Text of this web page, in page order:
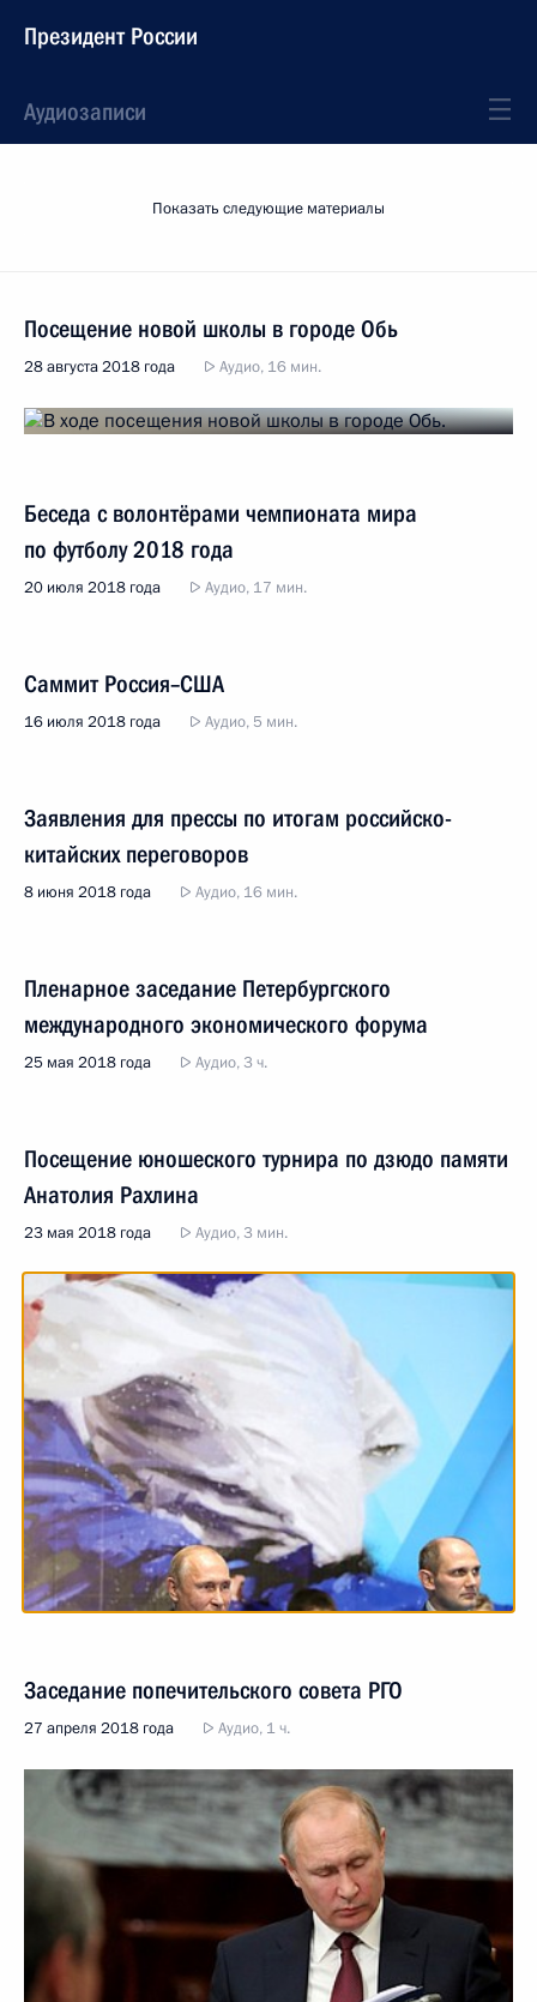
Президент России
Аудиозаписи
Показать следующие материалы
Посещение новой школы в городе Обь
28 августа 2018 года Аудио, 16 мин.
Беседа с волонтёрами чемпионата мира
по футболу 2018 года
20 июля 2018 года Аудио, 17 мин.
Саммит Россия–США
16 июля 2018 года Аудио, 5 мин.
Заявления для прессы по итогам российско-
китайских переговоров
8 июня 2018 года Аудио, 16 мин.
Пленарное заседание Петербургского
международного экономического форума
25 мая 2018 года Аудио, 3 ч.
Посещение юношеского турнира по дзюдо памяти
Анатолия Рахлина
23 мая 2018 года Аудио, 3 мин.
Заседание попечительского совета РГО
27 апреля 2018 года Аудио, 1 ч.